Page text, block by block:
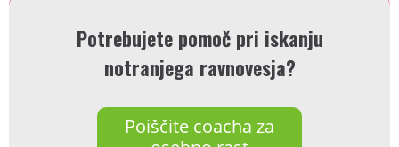
Potrebujete pomoč pri iskanju
notranjega ravnovesja?
Poiščite coacha za